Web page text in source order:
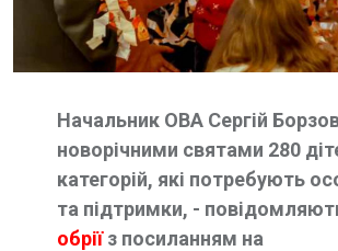
Начальник ОВА Сергій
новорічними святами 280
категорій, які потребують
та підтримки, -
обріїз посиланням на